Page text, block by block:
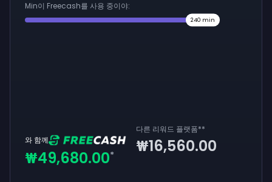
Min이 Freecash를 사용 중이야:
240 min
와 함께
₩49,680.00*
다른 리워드 플랫폼**
₩16,560.00